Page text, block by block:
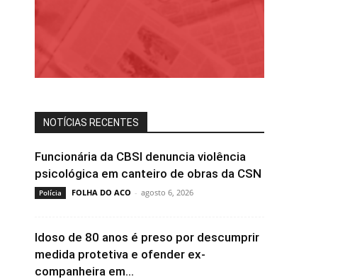
NOTÍCIAS RECENTES
Funcionária da CBSI denuncia violência
psicológica em canteiro de obras da CSN
Polícia FOLHA DO ACO - agosto 6, 2026
Idoso de 80 anos é preso por descumprir
medida protetiva e ofender ex-
companheira em...